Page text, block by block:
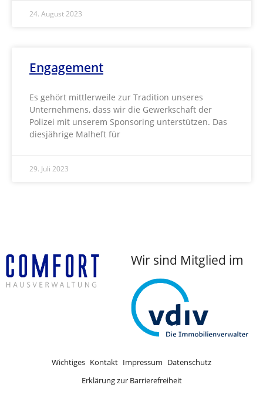
24. August 2023
Engagement
Es gehört mittlerweile zur Tradition unseres
Unternehmens, dass wir die Gewerkschaft der
Polizei mit unserem Sponsoring unterstützen. Das
diesjährige Malheft für
29. Juli 2023
Wir sind Mitglied im
Wichtiges Kontakt Impressum Datenschutz
Erklärung zur Barrierefreiheit